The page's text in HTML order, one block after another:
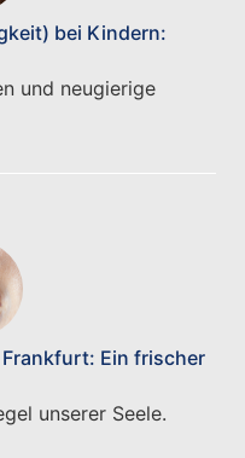
bei Kindern:
und neugierige
Ein frischer
unserer Seele.